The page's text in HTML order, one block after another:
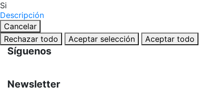
Si
Descripción
Cancelar
Rechazar todo
Aceptar selección Aceptar todo
Síguenos
Newsletter